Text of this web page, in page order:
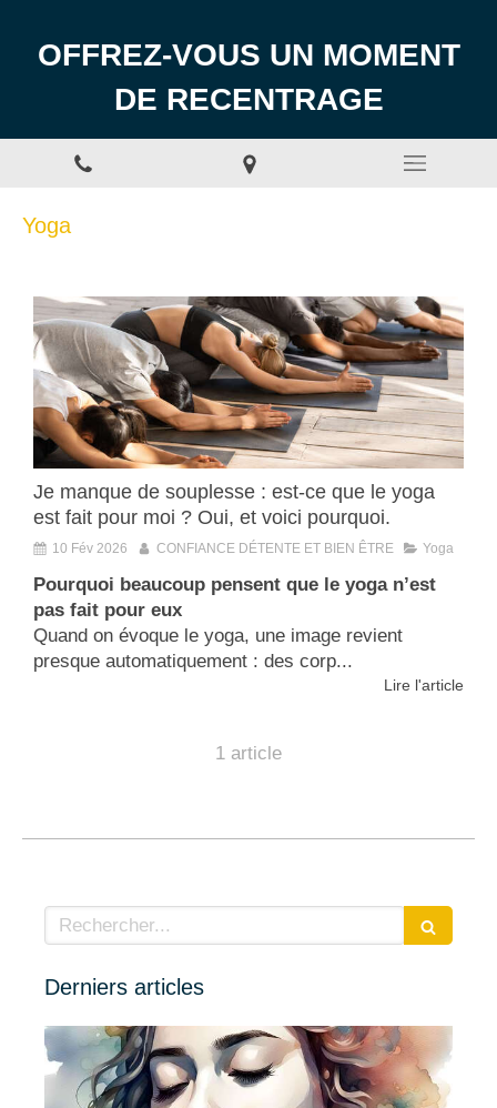
OFFREZ-VOUS UN MOMENT
DE RECENTRAGE
Yoga
Je manque de souplesse : est-ce que le yoga
est fait pour moi ? Oui, et voici pourquoi.
10 Fév 2026 CONFIANCE DÉTENTE ET BIEN ÊTRE Yoga
Pourquoi beaucoup pensent que le yoga n’est
pas fait pour eux
Quand on évoque le yoga, une image revient
presque automatiquement : des corp...
Lire l'article
1 article
Rechercher
Derniers articles